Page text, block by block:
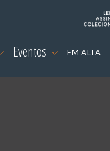
Eventos EM ALTA